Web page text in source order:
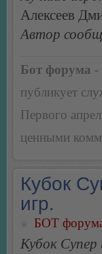
Алексеев
Автор
Бот форума -
публикует
Первого
ценными
Кубок
игр.
БОТ
Кубок Супер